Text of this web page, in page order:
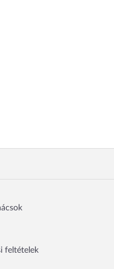
feltételek